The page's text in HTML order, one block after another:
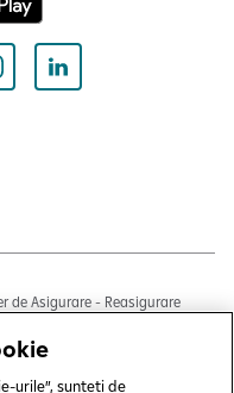
de Asigurare - Reasigurare
urile”, sunteți de